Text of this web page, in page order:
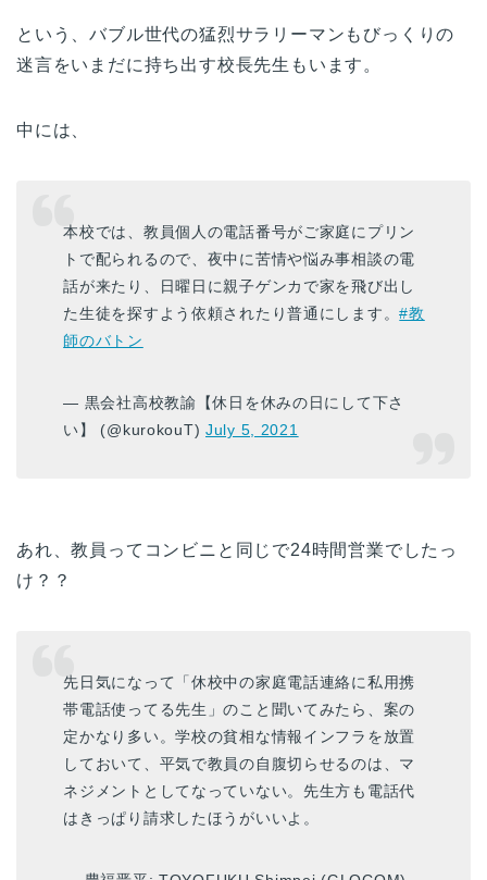
という、バブル世代の猛烈サラリーマンもびっくりの
迷言をいまだに持ち出す校長先生もいます。
中には、
本校では、教員個人の電話番号がご家庭にプリン
トで配られるので、夜中に苦情や悩み事相談の電
話が来たり、日曜日に親子ゲンカで家を飛び出し
た生徒を探すよう依頼されたり普通にします。#教
師のバトン
— 黒会社高校教諭【休日を休みの日にして下さ
い】 (@kurokouT) July 5, 2021
あれ、教員ってコンビニと同じで24時間営業でしたっ
け？？
先日気になって「休校中の家庭電話連絡に私用携
帯電話使ってる先生」のこと聞いてみたら、案の
定かなり多い。学校の貧相な情報インフラを放置
しておいて、平気で教員の自腹切らせるのは、マ
ネジメントとしてなっていない。先生方も電話代
はきっぱり請求したほうがいいよ。